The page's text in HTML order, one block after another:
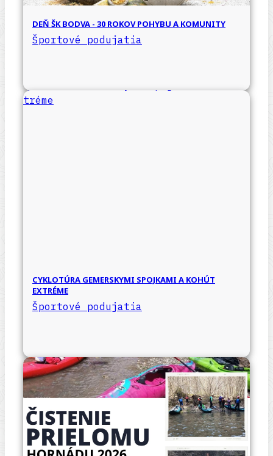
DEŇ ŠK BODVA - 30 ROKOV POHYBU A KOMUNITY
Športové podujatia
CYKLOTÚRA GEMERSKYMI SPOJKAMI A KOHÚT
EXTRÉME
Športové podujatia